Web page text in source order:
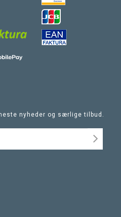
nyheder og særlige tilbud.